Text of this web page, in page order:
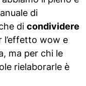
di
di condividere
l’effetto wow e
ma per chi le
rielaborarle è